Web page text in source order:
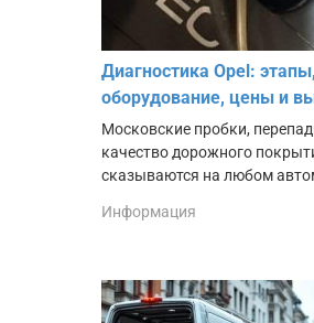
Диагностика Opel: этапы,
оборудование, цены и
Московские пробки,
качество дорожного
сказываются на любом
Информация